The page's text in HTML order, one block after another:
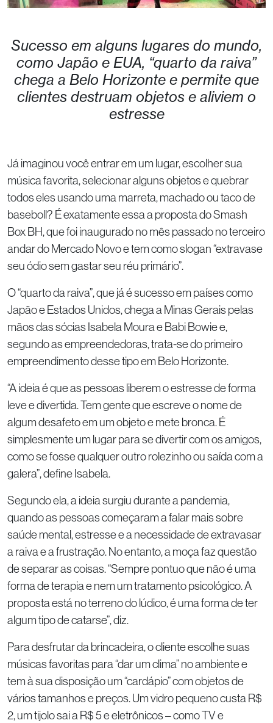
Sucesso em alguns lugares do mundo,
como Japão e EUA, “quarto da raiva”
chega a Belo Horizonte e permite que
clientes destruam objetos e aliviem o
estresse
Já imaginou você entrar em um lugar, escolher sua
música favorita, selecionar alguns objetos e quebrar
todos eles usando uma marreta, machado ou taco de
baseboll? É exatamente essa a proposta do Smash
Box BH, que foi inaugurado no mês passado no terceiro
andar do Mercado Novo e tem como slogan “extravase
seu ódio sem gastar seu réu primário”.
O “quarto da raiva”, que já é sucesso em países como
Japão e Estados Unidos, chega a Minas Gerais pelas
mãos das sócias Isabela Moura e Babi Bowie e,
segundo as empreendedoras, trata-se do primeiro
empreendimento desse tipo em Belo Horizonte.
“A ideia é que as pessoas liberem o estresse de forma
leve e divertida. Tem gente que escreve o nome de
algum desafeto em um objeto e mete bronca. É
simplesmente um lugar para se divertir com os amigos,
como se fosse qualquer outro rolezinho ou saída com a
galera”, define Isabela.
Segundo ela, a ideia surgiu durante a pandemia,
quando as pessoas começaram a falar mais sobre
saúde mental, estresse e a necessidade de extravasar
a raiva e a frustração. No entanto, a moça faz questão
de separar as coisas. “Sempre pontuo que não é uma
forma de terapia e nem um tratamento psicológico. A
proposta está no terreno do lúdico, é uma forma de ter
algum tipo de catarse”, diz.
Para desfrutar da brincadeira, o cliente escolhe suas
músicas favoritas para “dar um clima” no ambiente e
tem à sua disposição um “cardápio” com objetos de
vários tamanhos e preços. Um vidro pequeno custa R$
2, um tijolo sai a R$ 5 e eletrônicos – como TV e